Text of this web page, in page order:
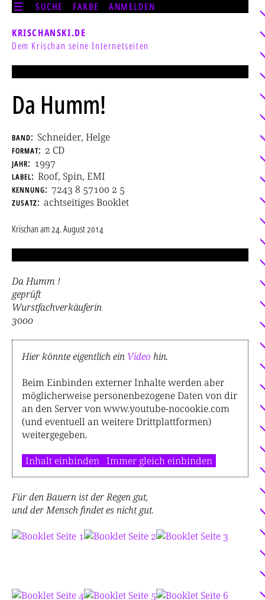
SUCHE FARBE ANMELDEN
KRISCHANSKI.DE
Dem Krischan seine Internetseiten
Da Humm!
band Schneider, Helge
format 2 CD
jahr 1997
label Roof, Spin, EMI
kennung 7243 8 57100 2 5
zusatz achtseitiges Booklet
Krischanam24. August 2014
Da Humm !
geprüft
Wurstfachverkäuferin
3000
Hier könnte eigentlich ein Video hin.
Beim Einbinden externer Inhalte werden aber
möglicherweise personenbezogene Daten von dir
an den Server von www.youtube-nocookie.com
(und eventuell an weitere Drittplattformen)
weitergegeben.
Inhalt einbinden Immer gleich einbinden
Für den Bauern ist der Regen gut,
und der Mensch findet es nicht gut.